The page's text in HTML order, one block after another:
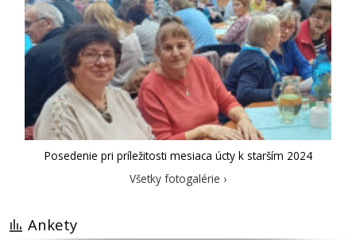
Posedenie pri príležitosti mesiaca úcty k starším 2024
Všetky fotogalérie ›
Ankety